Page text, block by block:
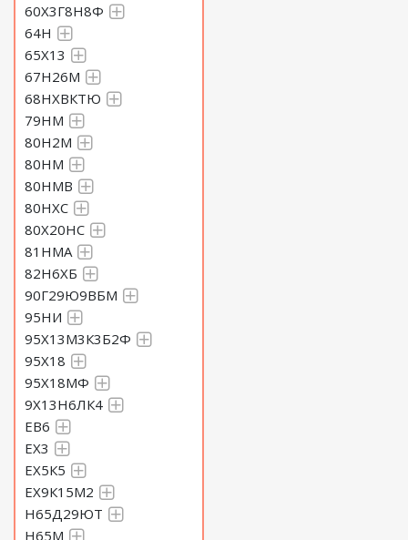
60Х3Г8Н8Ф
64Н
65Х13
67Н26М
68НХВКТЮ
79НМ
80Н2М
80НМ
80НМВ
80НХС
80Х20НС
81НМА
82Н6ХБ
90Г29Ю9ВБМ
95НИ
95Х13М3К3Б2Ф
95Х18
95Х18МФ
9Х13Н6ЛК4
ЕВ6
ЕХ3
ЕХ5К5
ЕХ9К15М2
Н65Д29ЮТ
Н65М